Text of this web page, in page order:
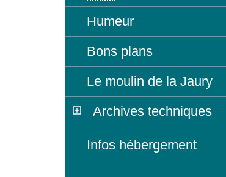
Humeur
Bons plans
Le moulin de la Jaury
Archives techniques
Infos hébergement